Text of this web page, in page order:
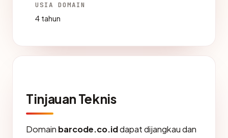
USIA DOMAIN
4 tahun
Tinjauan Teknis
Domain barcode.co.iddapat dijangkau dan